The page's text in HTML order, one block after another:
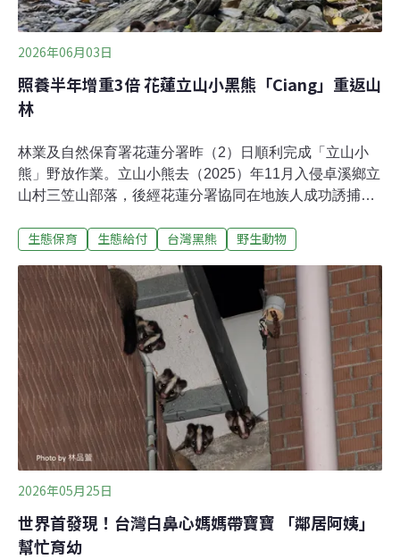
跡越來越多，「若未採取足夠的因應對策，牠們的棲息
2026年06月03日
照養半年增重3倍 花蓮立山小黑熊「Ciang」重返山
林
林業及自然保育署花蓮分署昨（2）日順利完成「立山小
熊」野放作業。立山小熊去（2025）年11月入侵卓溪鄉立
山村三笠山部落，後經花蓮分署協同在地族人成功誘捕，
別替小熊命名為「Ciang」，象徵對其重返山林的祝福。
分署新聞稿，去年11月9日上午花蓮分署接獲三笠山部落
何智超先生通報目擊黑熊抓雞侵擾，立即派遣人員前往勘
查，並設置紅外線照相機監控。當晚花蓮分署在族人的協
助下佈設2組誘捕籠，於21時46分成功捕獲，並將黑熊後
送東部野生動物救傷中心野灣動物醫院檢查個體狀況。花
蓮分署表示，立山小熊去年11月誘捕時，體重僅12.3公
斤，體態消瘦且營養不良，經照養後，健康狀況穩定，體
重已增至37.7公斤，各項健康檢查及行為評估均顯示已具
備野外獨立生存能力。4月份起，開始進行森林野訓場域
實地野外適應訓練，包括自
生態保育 生態給付 台灣黑熊 野生動物
2026年05月25日
世界首發現！台灣白鼻心媽媽帶寶寶 「鄰居阿姨」
幫忙育幼